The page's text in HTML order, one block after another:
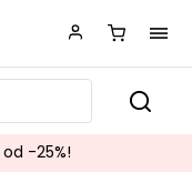
od -25%!